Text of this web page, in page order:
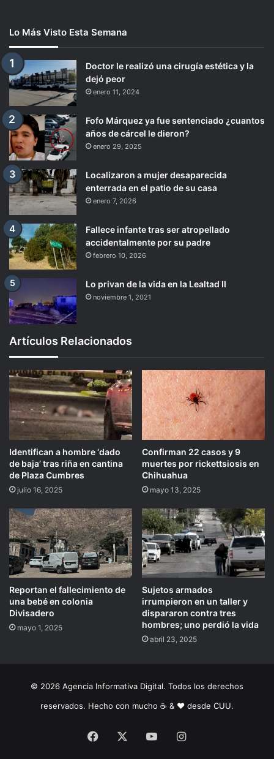
Lo Más Visto Esta Semana
Doctor le realizó una cirugía estética y la
dejó peor
enero 11, 2024
Fofo Márquez ya fue sentenciado ¿cuantos
años de cárcel le dieron?
enero 29, 2025
Localizaron a mujer desaparecida
enterrada en el patio de su casa
enero 7, 2026
Fallece infante tras ser atropellado
accidentalmente por su padre
febrero 10, 2026
Lo privan de la vida en la Lealtad II
noviembre 1, 2021
Artículos Relacionados
Identifican a hombre ‘dado
de baja’ tras riña en cantina
de Plaza Cumbres
julio 16, 2025
Confirman 22 casos y 9
muertes por rickettsiosis en
Chihuahua
mayo 13, 2025
Reportan el fallecimiento de
una bebé en colonia
Divisadero
mayo 1, 2025
Sujetos armados
irrumpieron en un taller y
dispararon contra tres
hombres; uno perdió la vida
abril 23, 2025
© 2026 Agencia Informativa Digital. Todos los derechos
reservados. Hecho con mucho ☕️ & ❤️ desde CUU.
Facebook YouTubeInstagram